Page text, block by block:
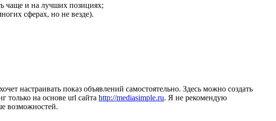
чаще и на лучших позициях;
сферах, но не везде).
настраивать показ объявлений самостоятельно. Здесь можно создать
только на основе url сайта http://mediasimple.ru. Я не рекомендую
возможностей.